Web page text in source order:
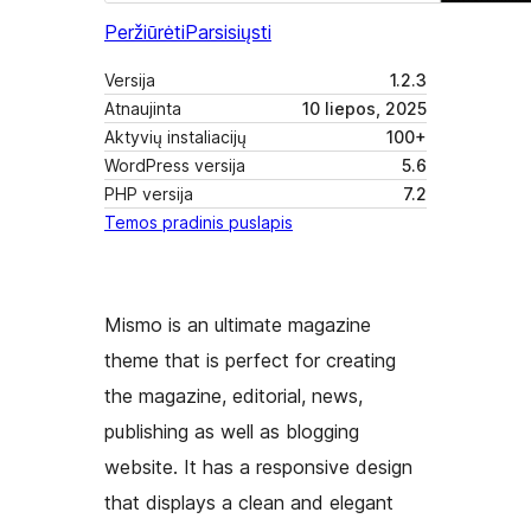
PeržiūrėtiParsisiųsti
Versija
1.2.3
Atnaujinta
10 liepos, 2025
Aktyvių instaliacijų
100+
WordPress versija
5.6
PHP versija
7.2
Temos pradinis puslapis
Mismo is an ultimate magazine
theme that is perfect for creating
the magazine, editorial, news,
publishing as well as blogging
website. It has a responsive design
that displays a clean and elegant